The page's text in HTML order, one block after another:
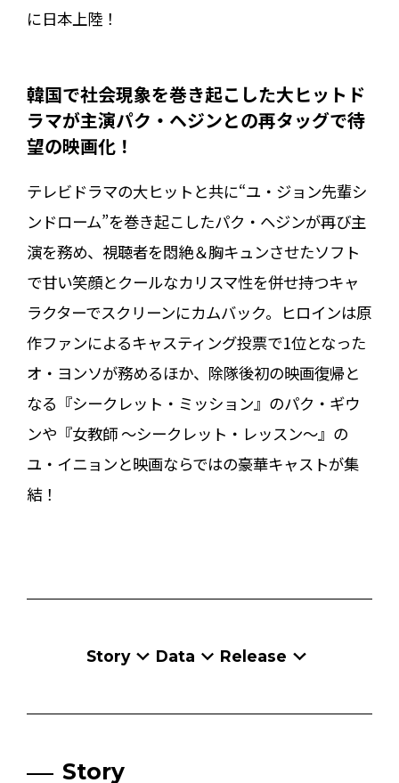
に日本上陸！
韓国で社会現象を巻き起こした大ヒットド
ラマが主演パク・ヘジンとの再タッグで待
望の映画化！
テレビドラマの大ヒットと共に“ユ・ジョン先輩シ
ンドローム”を巻き起こしたパク・ヘジンが再び主
演を務め、視聴者を悶絶＆胸キュンさせたソフト
で甘い笑顔とクールなカリスマ性を併せ持つキャ
ラクターでスクリーンにカムバック。ヒロインは原
作ファンによるキャスティング投票で1位となった
オ・ヨンソが務めるほか、除隊後初の映画復帰と
なる『シークレット・ミッション』のパク・ギウ
ンや『女教師 ～シークレット・レッスン～』の
ユ・イニョンと映画ならではの豪華キャストが集
結！
Story Data Release
Story